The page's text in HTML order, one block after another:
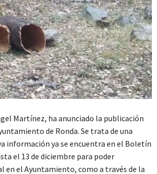
Martínez, ha anunciado la publicación
de Ronda. Se trata de una
información ya se encuentra en el Boletín
el 13 de diciembre para poder
el Ayuntamiento, como a través de la